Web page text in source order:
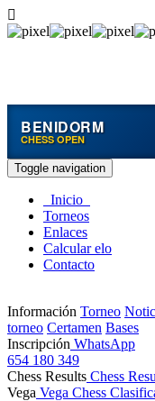
BENIDORM
CHESS OPEN
Toggle navigation
Inicio
Torneos
Enlaces
Calcular elo
Contacto
Información Torneo
torneo Certamen Bases
Inscripción WhatsApp
654 180 349
Chess Results Chess
Vega Vega Chess